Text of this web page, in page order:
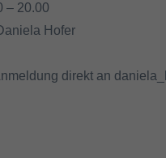
– 20.00
Hofer
direkt an